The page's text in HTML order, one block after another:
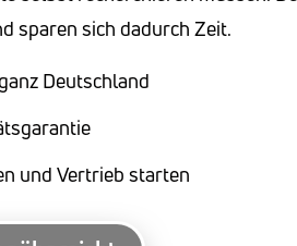
sparen sich dadurch Zeit.
Deutschland
und Vertrieb starten